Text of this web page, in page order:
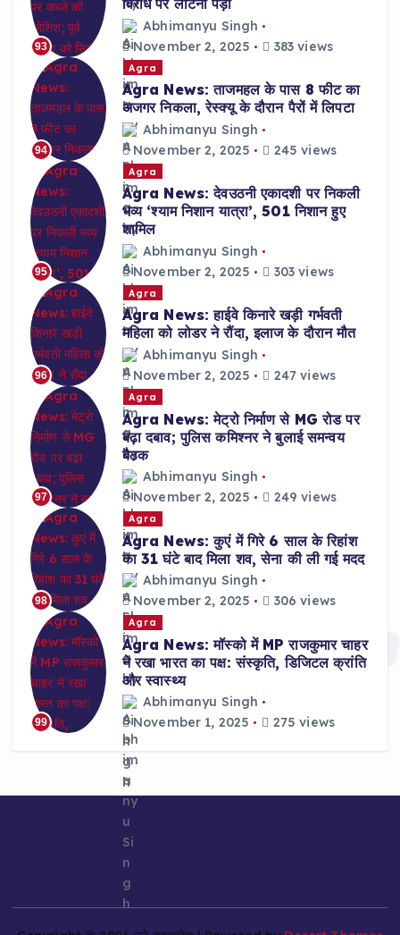
93
विरोध पर लौटना पड़ा
Abhimanyu Singh
November 2, 2025
383 views
94
Agra
Agra News: ताजमहल के पास 8 फीट का
अजगर निकला, रेस्क्यू के दौरान पैरों में लिपटा
Abhimanyu Singh
November 2, 2025
245 views
95
Agra
Agra News: देवउठनी एकादशी पर निकली
भव्य ‘श्याम निशान यात्रा’, 501 निशान हुए
शामिल
Abhimanyu Singh
November 2, 2025
303 views
96
Agra
Agra News: हाईवे किनारे खड़ी गर्भवती
महिला को लोडर ने रौंदा, इलाज के दौरान मौत
Abhimanyu Singh
November 2, 2025
247 views
97
Agra
Agra News: मेट्रो निर्माण से MG रोड पर
बढ़ा दबाव; पुलिस कमिश्नर ने बुलाई समन्वय
बैठक
Abhimanyu Singh
November 2, 2025
249 views
98
Agra
Agra News: कुएं में गिरे 6 साल के रिहांश
का 31 घंटे बाद मिला शव, सेना की ली गई मदद
Abhimanyu Singh
November 2, 2025
306 views
99
Agra
Agra News: मॉस्को में MP राजकुमार चाहर
ने रखा भारत का पक्ष: संस्कृति, डिजिटल क्रांति
और स्वास्थ्य
Abhimanyu Singh
November 1, 2025
275 views